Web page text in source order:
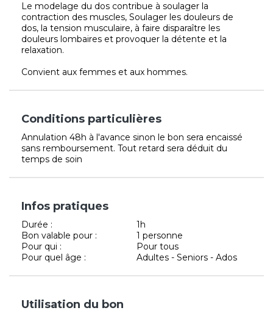
Le modelage du dos contribue à soulager la
contraction des muscles, Soulager les douleurs de
dos, la tension musculaire, à faire disparaître les
douleurs lombaires et provoquer la détente et la
relaxation.
Convient aux femmes et aux hommes.
Conditions particulières
Annulation 48h à l'avance sinon le bon sera encaissé
sans remboursement. Tout retard sera déduit du
temps de soin
Infos pratiques
Durée :
1h
Bon valable pour :
1 personne
Pour qui :
Pour tous
Pour quel âge :
Adultes - Seniors - Ados
Utilisation du bon